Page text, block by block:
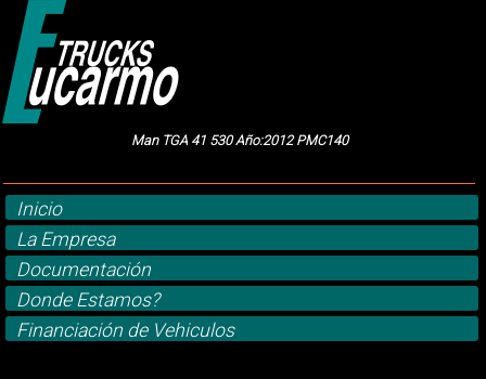
Man TGA 41 530 Año:2012 PMC140
Inicio
La Empresa
Documentación
Donde Estamos?
Financiación de Vehiculos